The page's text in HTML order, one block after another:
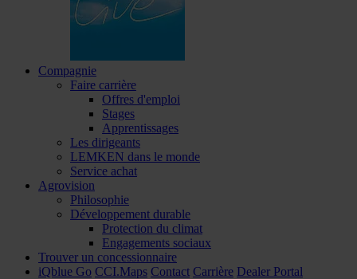
Compagnie
Faire carrière
Offres d'emploi
Stages
Apprentissages
Les dirigeants
LEMKEN dans le monde
Service achat
Agrovision
Philosophie
Développement durable
Protection du climat
Engagements sociaux
Trouver un concessionnaire
iQblue Go CCI.Maps Contact Carrière Dealer Portal